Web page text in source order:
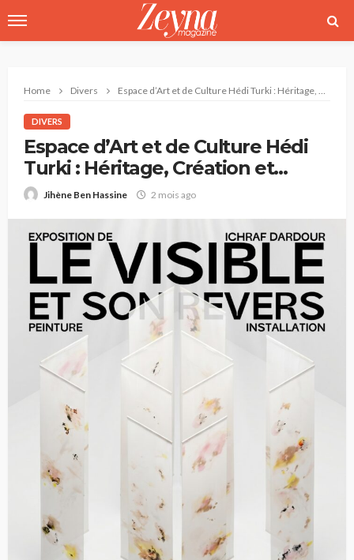
Home Divers Espace d’Art et de Culture Hédi Turki : Héritage, Création et Transmission
DIVERS
Espace d’Art et de Culture Hédi
Turki : Héritage, Création et
Transmission
Jihène Ben Hassine 2 mois ago